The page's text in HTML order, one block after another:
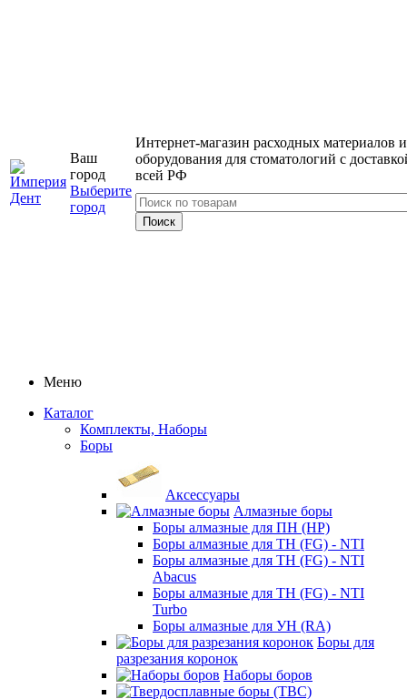
Ваш
город
Выберите
город
Интернет-магазин расходных материалов и
оборудования для стоматологий с
всей РФ
Меню
Каталог
Комплекты, Наборы
Боры
Аксессуары
Алмазные боры
Боры алмазные для ПН (HP)
Боры алмазные для ТН (FG) - NTI
Боры алмазные для ТН (FG) - NTI
Abacus
Боры алмазные для ТН (FG) - NTI
Turbo
Боры алмазные для УН (RA)
Боры для
разрезания коронок
Наборы боров